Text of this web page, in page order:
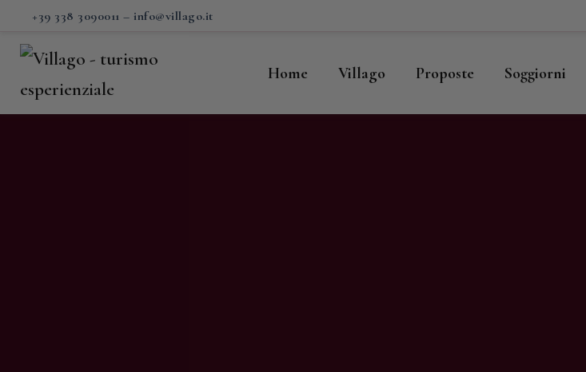
+39 338 3090011 – info@villago.it
Home Villago Proposte Soggiorni
Villago
Proposte